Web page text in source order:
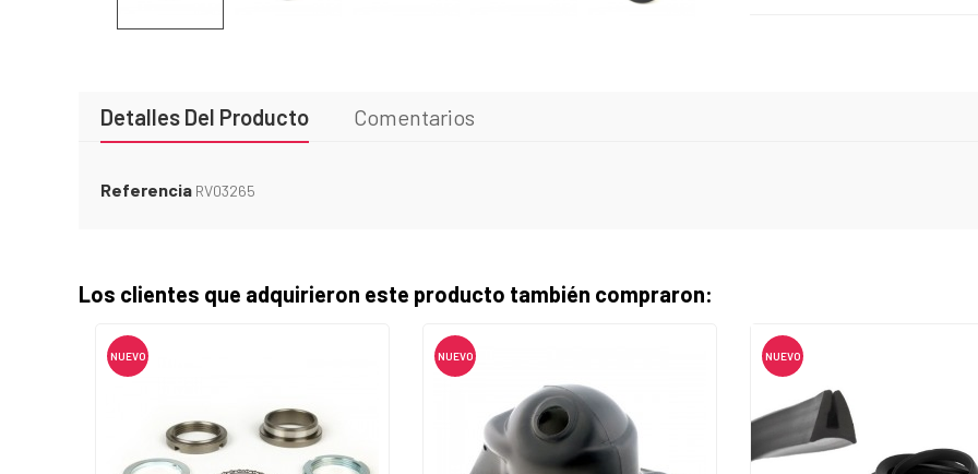
Detalles Del Producto Comentarios
Referencia RV03265
Los clientes que adquirieron este producto también compraron:
NUEVO NUEVO NUEVO